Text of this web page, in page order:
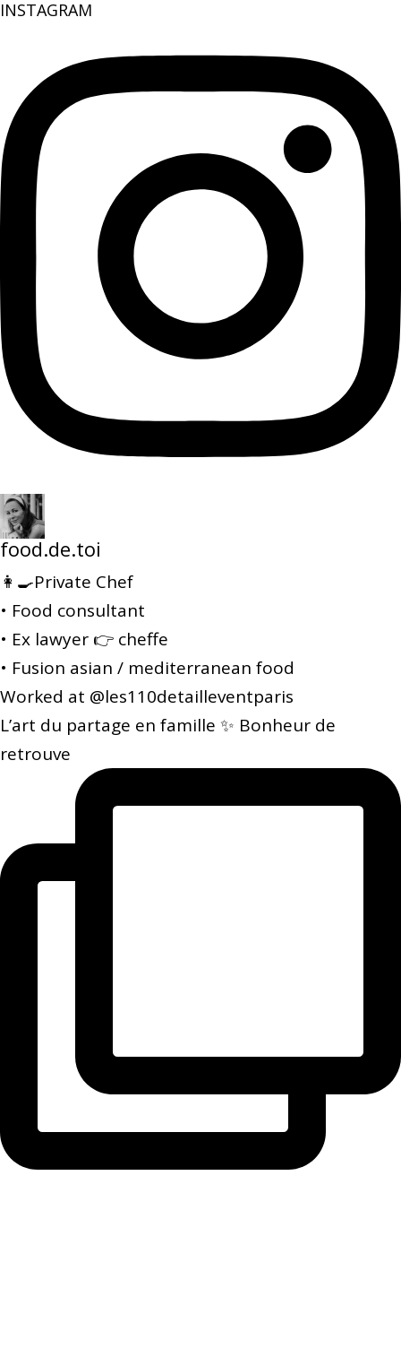
INSTAGRAM
food.de.toi
👩‍🍳Private Chef
• Food consultant
• Ex lawyer 👉 cheffe
• Fusion asian / mediterranean food
Worked at @les110detailleventparis
L’art du partage en famille ✨ Bonheur de
retrouve